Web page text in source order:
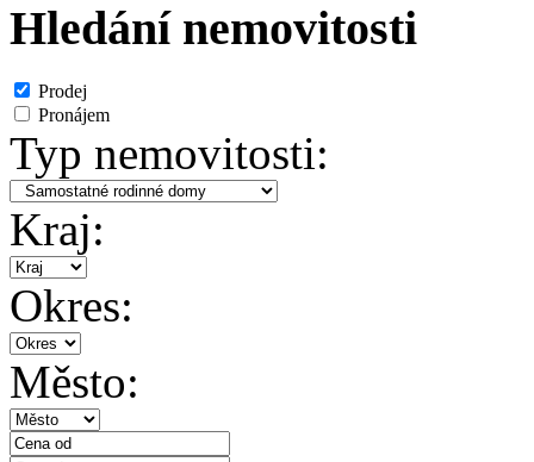
Hledání nemovitosti
Prodej
Pronájem
Typ nemovitosti:
Kraj:
Okres:
Město: